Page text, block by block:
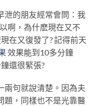
泄的朋友經常會問：我
啊，為什麽現在又不
在又復發了? 記得前天
效果能到10多分鐘
還很緊張?
兩句就說清楚。因為夫
題，同樣也不是光靠醫